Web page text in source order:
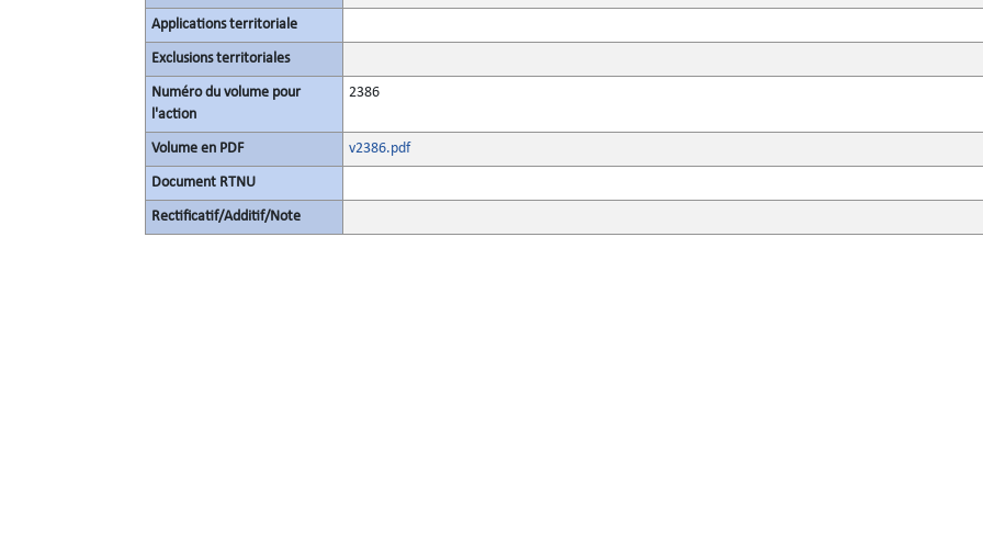
Applications territoriale
Exclusions territoriales
Numéro du volume pour
l'action
2386
Volume en PDF v2386.pdf
Document RTNU
Rectificatif/Additif/Note